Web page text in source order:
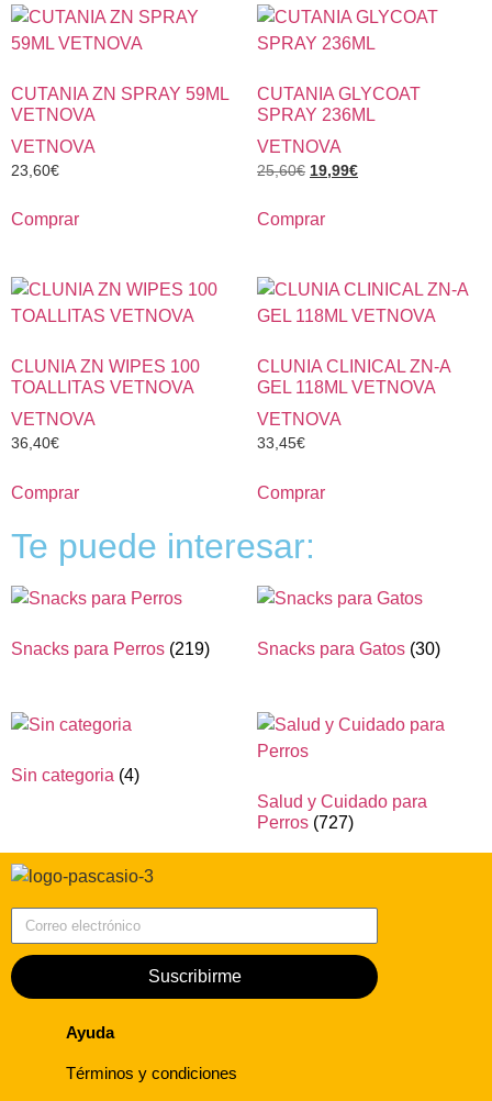
CUTANIA ZN SPRAY 59ML
VETNOVA
VETNOVA
23,60€
Comprar
CUTANIA GLYCOAT
SPRAY 236ML
VETNOVA
25,60€ 19,99€
Comprar
CLUNIA ZN WIPES 100
TOALLITAS VETNOVA
VETNOVA
36,40€
Comprar
CLUNIA CLINICAL ZN-A
GEL 118ML VETNOVA
VETNOVA
33,45€
Comprar
Te puede interesar:
Snacks para Perros (219) Snacks para Gatos (30)
Sin categoria (4)
Salud y Cuidado para
Perros (727)
Suscribirme
Ayuda
Términos y condiciones